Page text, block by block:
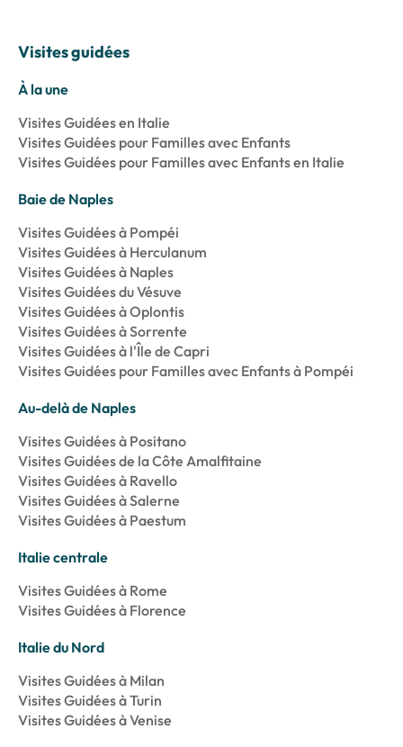
Visites guidées
À la une
Visites Guidées en Italie
Visites Guidées pour Familles avec Enfants
Visites Guidées pour Familles avec Enfants en Italie
Baie de Naples
Visites Guidées à Pompéi
Visites Guidées à Herculanum
Visites Guidées à Naples
Visites Guidées du Vésuve
Visites Guidées à Oplontis
Visites Guidées à Sorrente
Visites Guidées à l'Île de Capri
Visites Guidées pour Familles avec Enfants à Pompéi
Au-delà de Naples
Visites Guidées à Positano
Visites Guidées de la Côte Amalfitaine
Visites Guidées à Ravello
Visites Guidées à Salerne
Visites Guidées à Paestum
Italie centrale
Visites Guidées à Rome
Visites Guidées à Florence
Italie du Nord
Visites Guidées à Milan
Visites Guidées à Turin
Visites Guidées à Venise